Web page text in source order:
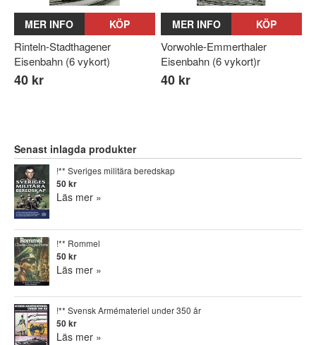
MER INFO KÖP
Rinteln-Stadthagener
Eisenbahn (6 vykort)
40 kr
MER INFO KÖP
Vorwohle-Emmerthaler
Eisenbahn (6 vykort)r
40 kr
Senast inlagda produkter
!** Sveriges militära beredskap
50 kr
Läs mer »
!** Rommel
50 kr
Läs mer »
!** Svensk Armémateriel under 350 år
50 kr
Läs mer »